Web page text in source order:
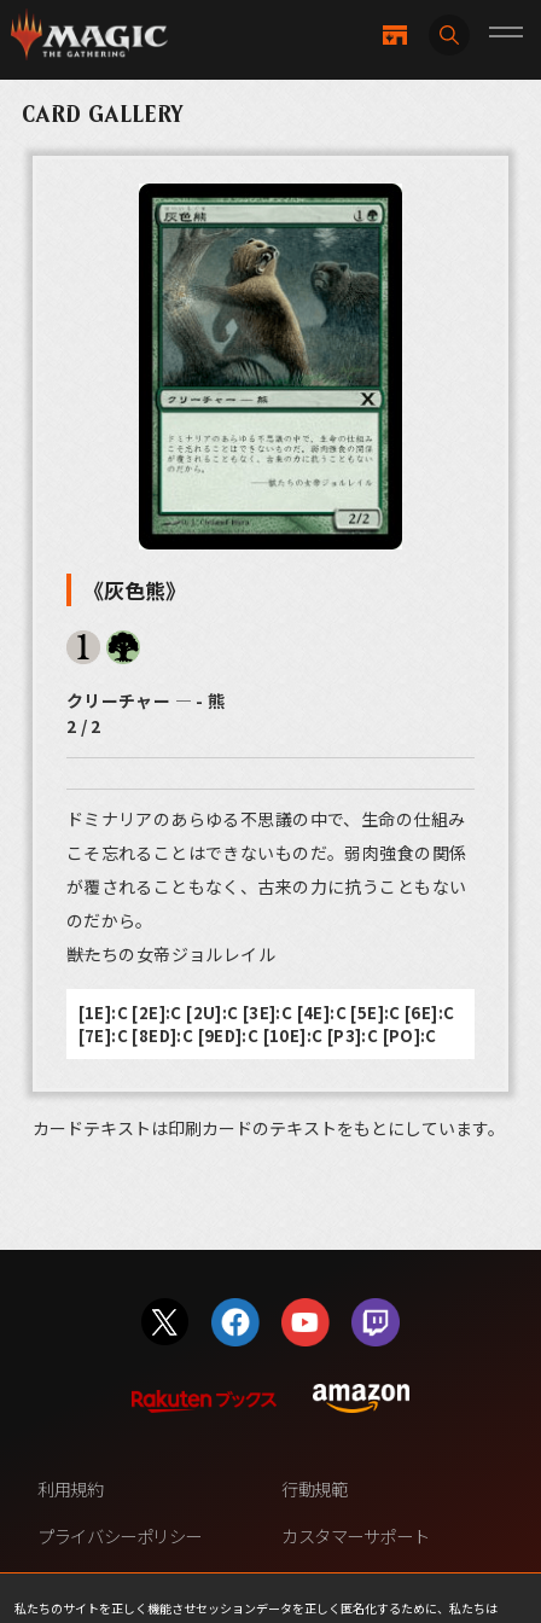
CARD GALLERY
《灰色熊》
クリーチャー ― - 熊
2 / 2
ドミナリアのあらゆる不思議の中で、生命の仕組み
こそ忘れることはできないものだ。弱肉強食の関係
が覆されることもなく、古来の力に抗うこともない
のだから。
――獣たちの女帝ジョルレイル
[1E]:C [2E]:C [2U]:C [3E]:C [4E]:C [5E]:C [6E]:C
[7E]:C [8ED]:C [9ED]:C [10E]:C [P3]:C [PO]:C
カードテキストは印刷カードのテキストをもとにしています。
私たちのサイトを正しく機能させセッションデータを正しく匿名化するために、私たちは
利用規約
行動規範
プライバシーポリシー
カスタマーサポート
ファンコンテンツ・ポリシー
個人情報の販売や共有を許可し
ない